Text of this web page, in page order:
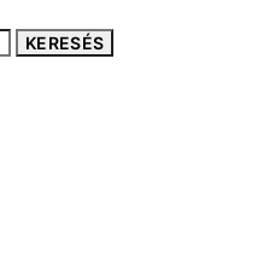
KERESÉS